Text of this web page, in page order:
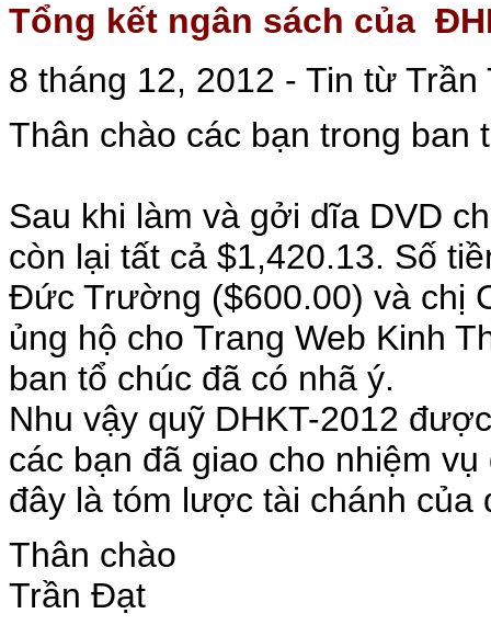
Tổng kết ngân sách của
8 tháng 12, 2012 - Tin từ
Thân chào các bạn trong ban
Sau khi làm và gởi dĩa DVD
còn lại tất cả $1,420.13. Số
Đức Trường ($600.00) và chị
ủng hộ cho Trang Web Kinh
ban tổ chúc đã có nhã ý.
Nhu vậy quỹ DHKT-2012
các bạn đã giao cho nhiệm
đây là tóm lược tài chánh
Thân chào
Trần Đạt